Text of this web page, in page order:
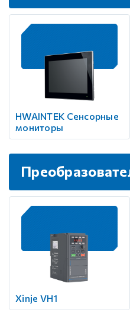
HWAINTEK Сенсорные
мониторы
Xinje VH1